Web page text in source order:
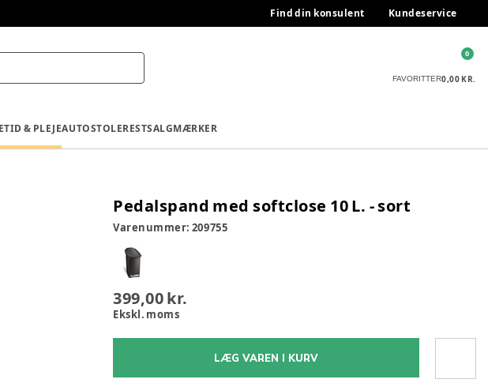
Find din konsulent Kundeservice
FAVORITTER0,00 KR.
0
& PLEJEAUTOSTOLERESTSALGMÆRKER
Pedalspand med softclose 10 L. - sort
Varenummer: 209755
399,00 kr.
Ekskl. moms
LÆG VAREN I KURV